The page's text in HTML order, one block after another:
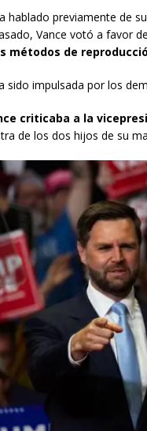
hablado previamente de
Vance votó a favor
métodos de
sido impulsada por los
criticaba a la
de los dos hijos de su